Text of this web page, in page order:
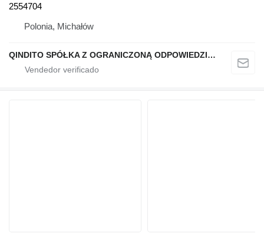
2554704
Polonia, Michałów
QINDITO SPÓŁKA Z OGRANICZONĄ ODPOWIEDZIALNOŚCIĄ